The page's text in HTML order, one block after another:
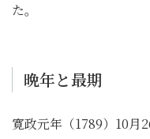
た。
晩年と最期
寛政元年（1789）10月